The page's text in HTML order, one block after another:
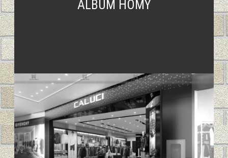
ALBUM HOMY